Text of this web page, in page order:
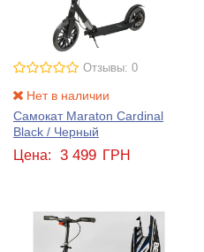
Отзывы: 0
Нет в наличии
Самокат Maraton Cardinal
Black / Черный
Цена: 3 499 ГРН